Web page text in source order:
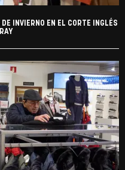
INVIERNO EN EL CORTE INGLÉS